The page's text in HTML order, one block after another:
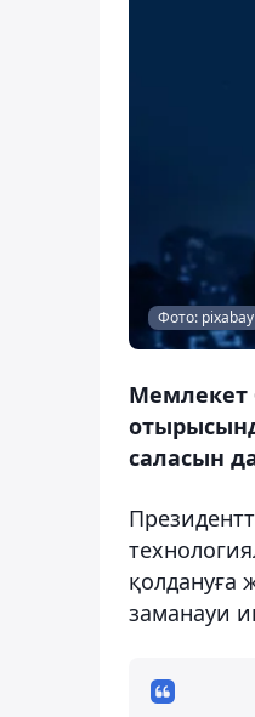
Фото: pixabay
Мемлекет
саласын
қолдануға
заманауи